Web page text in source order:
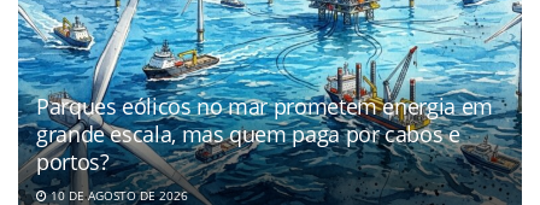
Parques eólicos no mar prometem energia em
grande escala, mas quem paga por cabos e
portos?
10 DE AGOSTO DE 2026